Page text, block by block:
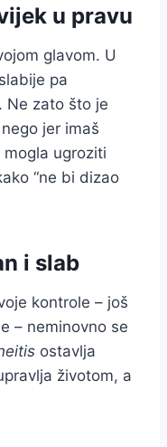
u pravu
glavom. U
pa
Ne zato što je
jer imaš
mogla ugroziti
“ne bi dizao
i slab
kontrole – još
– neminovno se
ostavlja
životom, a